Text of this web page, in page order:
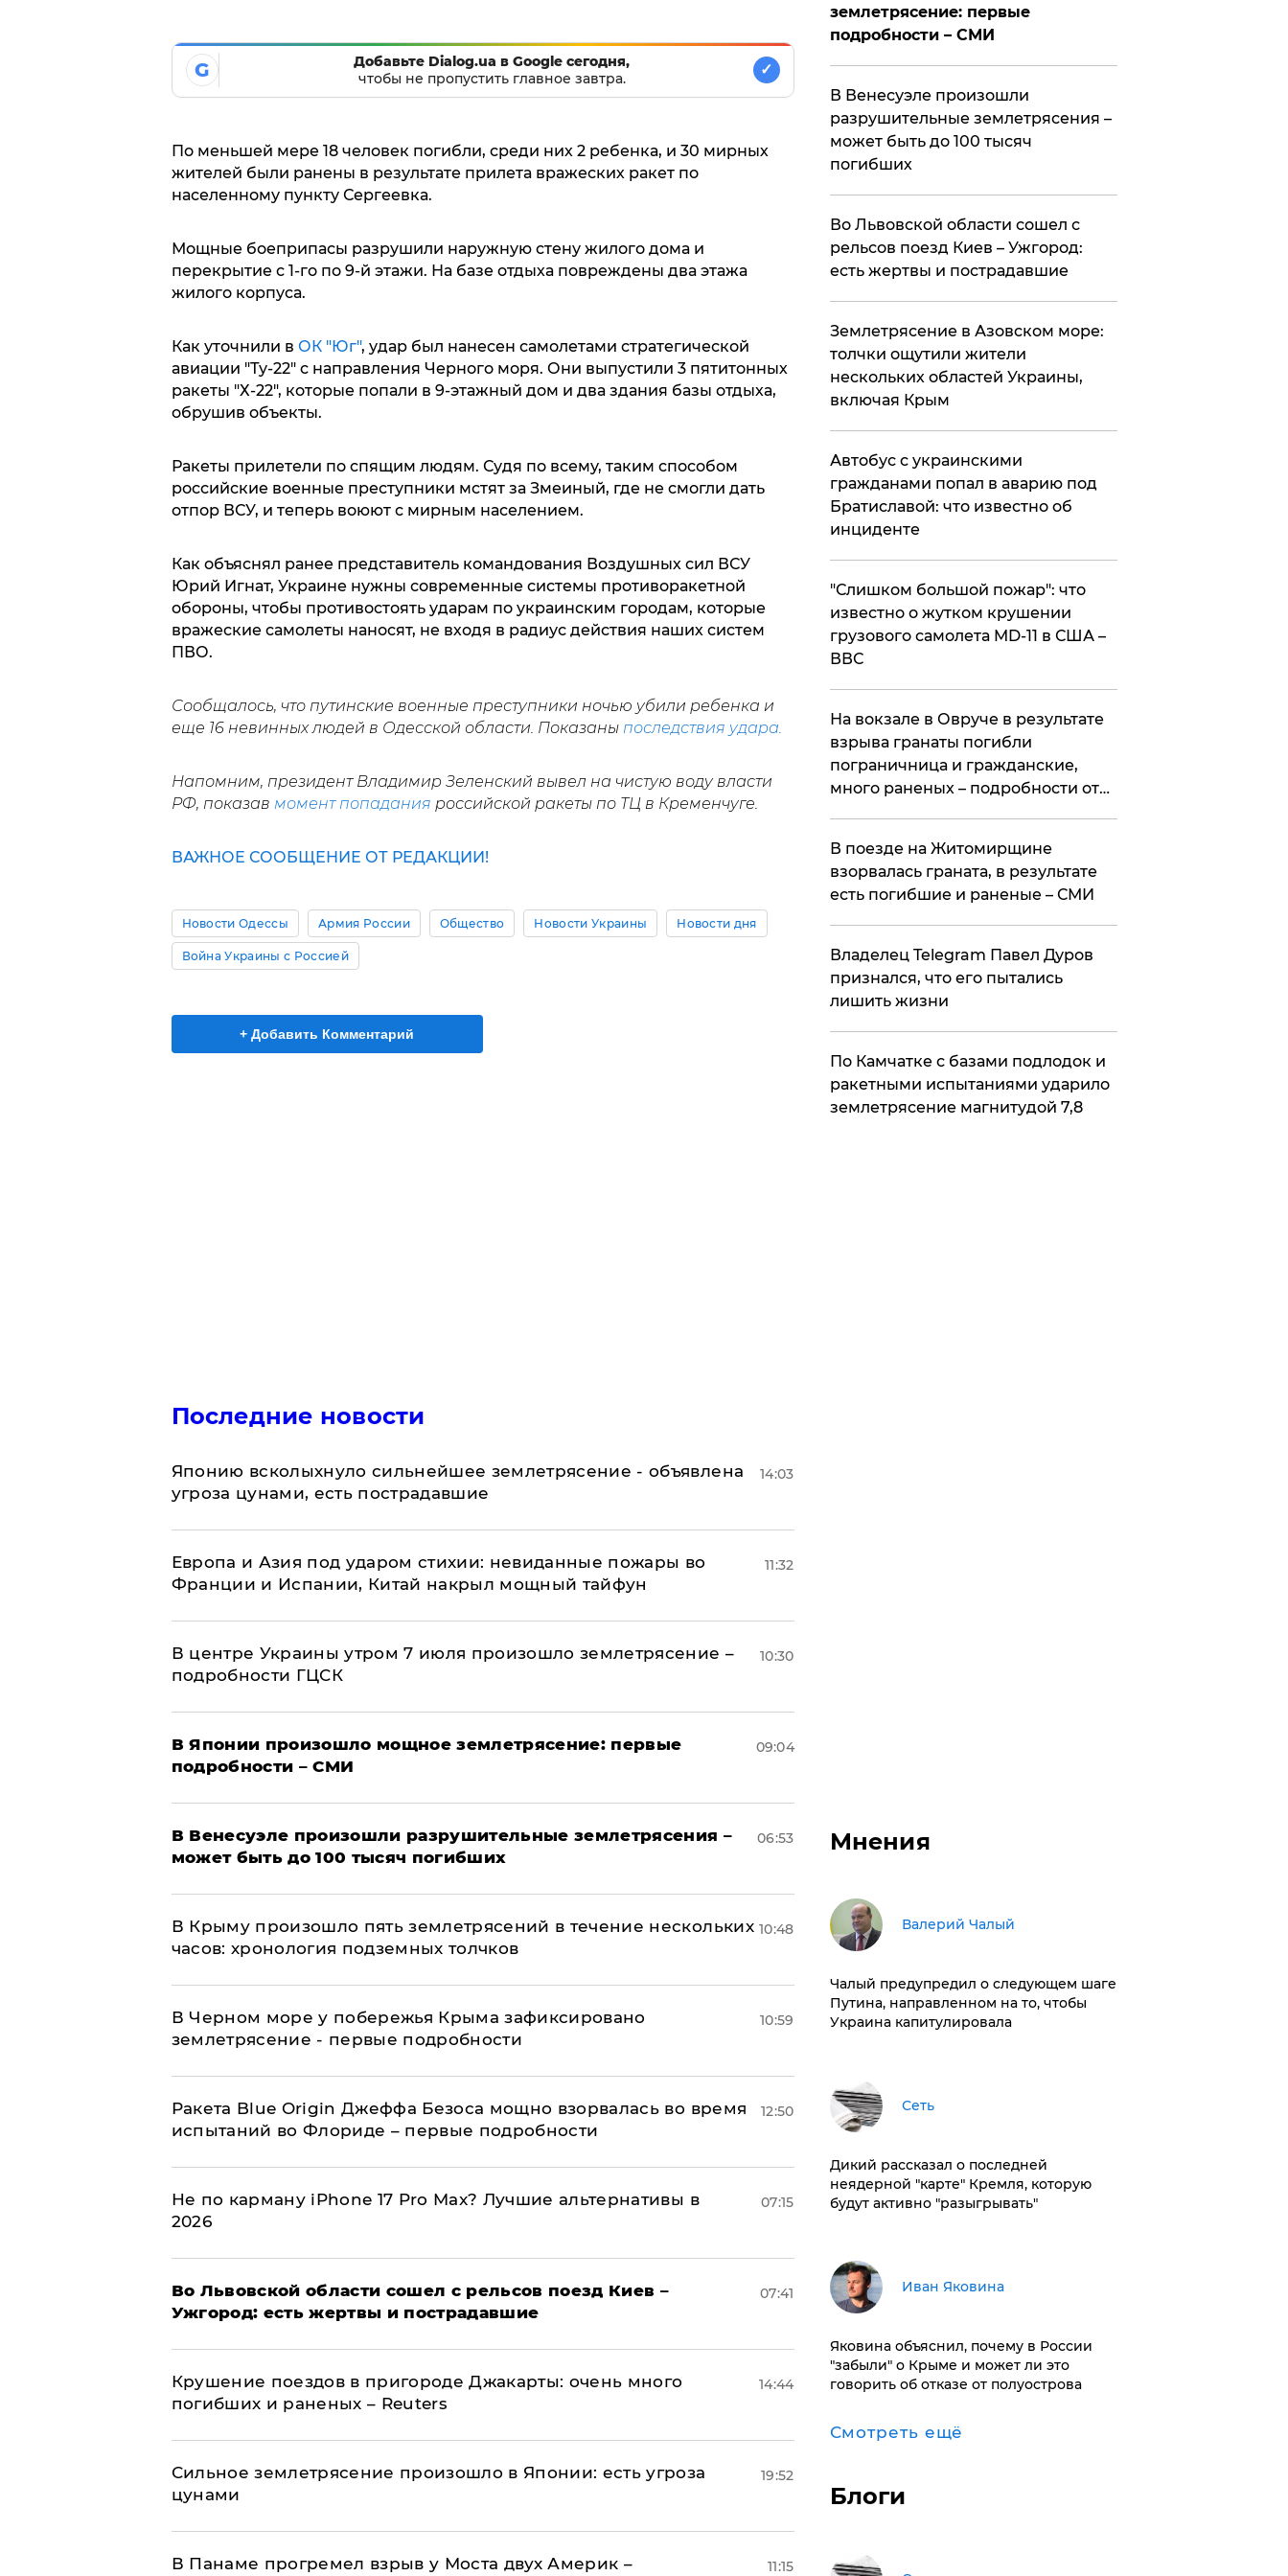
G
Добавьте Dialog.ua в Google сегодня,
чтобы не пропустить главное завтра.
✓
По меньшей мере 18 человек погибли, среди них 2 ребенка, и 30 мирных
жителей были ранены в результате прилета вражеских ракет по
населенному пункту Сергеевка.
Мощные боеприпасы разрушили наружную стену жилого дома и
перекрытие с 1-го по 9-й этажи. На базе отдыха повреждены два этажа
жилого корпуса.
Как уточнили в ОК "Юг", удар был нанесен самолетами стратегической
авиации "Ту-22" с направления Черного моря. Они выпустили 3 пятитонных
ракеты "Х-22", которые попали в 9-этажный дом и два здания базы отдыха,
обрушив объекты.
Ракеты прилетели по спящим людям. Судя по всему, таким способом
российские военные преступники мстят за Змеиный, где не смогли дать
отпор ВСУ, и теперь воюют с мирным населением.
Как объяснял ранее представитель командования Воздушных сил ВСУ
Юрий Игнат, Украине нужны современные системы противоракетной
обороны, чтобы противостоять ударам по украинским городам, которые
вражеские самолеты наносят, не входя в радиус действия наших систем
ПВО.
Сообщалось, что путинские военные преступники ночью убили ребенка и
еще 16 невинных людей в Одесской области. Показаны последствия удара.
Напомним, президент Владимир Зеленский вывел на чистую воду власти
РФ, показав момент попадания российской ракеты по ТЦ в Кременчуге.
ВАЖНОЕ СООБЩЕНИЕ ОТ РЕДАКЦИИ!
Новости Одессы Армия России Общество Новости Украины Новости дня
Война Украины с Россией
+ Добавить Комментарий
Последние новости
Японию всколыхнуло сильнейшее землетрясение - объявлена
угроза цунами, есть пострадавшие
14:03
Европа и Азия под ударом стихии: невиданные пожары во
Франции и Испании, Китай накрыл мощный тайфун
11:32
В центре Украины утром 7 июля произошло землетрясение –
подробности ГЦСК
10:30
В Японии произошло мощное землетрясение: первые
подробности – СМИ
09:04
В Венесуэле произошли разрушительные землетрясения –
может быть до 100 тысяч погибших
06:53
В Крыму произошло пять землетрясений в течение нескольких
часов: хронология подземных толчков
10:48
В Черном море у побережья Крыма зафиксировано
землетрясение - первые подробности
10:59
Ракета Blue Origin Джеффа Безоса мощно взорвалась во время
испытаний во Флориде – первые подробности
12:50
Не по карману iPhone 17 Pro Max? Лучшие альтернативы в
2026
07:15
Во Львовской области сошел с рельсов поезд Киев –
Ужгород: есть жертвы и пострадавшие
07:41
Крушение поездов в пригороде Джакарты: очень много
погибших и раненых – Reuters
14:44
Сильное землетрясение произошло в Японии: есть угроза
цунами
19:52
В Панаме прогремел взрыв у Моста двух Америк –
11:15
землетрясение: первые
подробности – СМИ
В Венесуэле произошли
разрушительные землетрясения –
может быть до 100 тысяч
погибших
Во Львовской области сошел с
рельсов поезд Киев – Ужгород:
есть жертвы и пострадавшие
Землетрясение в Азовском море:
толчки ощутили жители
нескольких областей Украины,
включая Крым
Автобус с украинскими
гражданами попал в аварию под
Братиславой: что известно об
инциденте
"Слишком большой пожар": что
известно о жутком крушении
грузового самолета MD-11 в США –
ВВС
На вокзале в Овруче в результате
взрыва гранаты погибли
пограничница и гражданские,
много раненых – подробности от
В поезде на Житомирщине
взорвалась граната, в результате
есть погибшие и раненые – СМИ
Владелец Telegram Павел Дуров
признался, что его пытались
лишить жизни
По Камчатке с базами подлодок и
ракетными испытаниями ударило
землетрясение магнитудой 7,8
Мнения
Валерий Чалый
Чалый предупредил о следующем шаге
Путина, направленном на то, чтобы
Украина капитулировала
Сеть
Дикий рассказал о последней
неядерной "карте" Кремля, которую
будут активно "разыгрывать"
Иван Яковина
Яковина объяснил, почему в России
"забыли" о Крыме и может ли это
говорить об отказе от полуострова
Смотреть ещё
Блоги